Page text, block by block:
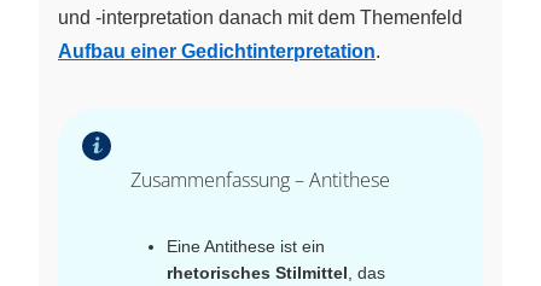
und -interpretation danach mit dem Themenfeld
Aufbau einer Gedichtinterpretation.
Zusammenfassung – Antithese
Eine Antithese ist ein
rhetorisches Stilmittel , das